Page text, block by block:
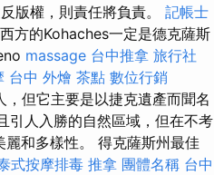
版權，則責任將負責。 記帳士
方的Kohaches一定是德克薩斯
massage 台中推拿 旅行社
台中 外燴 茶點 數位行銷
但它主要是以捷克遺產而聞名
引人入勝的自然區域，但在不考
和多樣性。 得克薩斯州最佳
式按摩排毒 推拿 團體名稱 台中